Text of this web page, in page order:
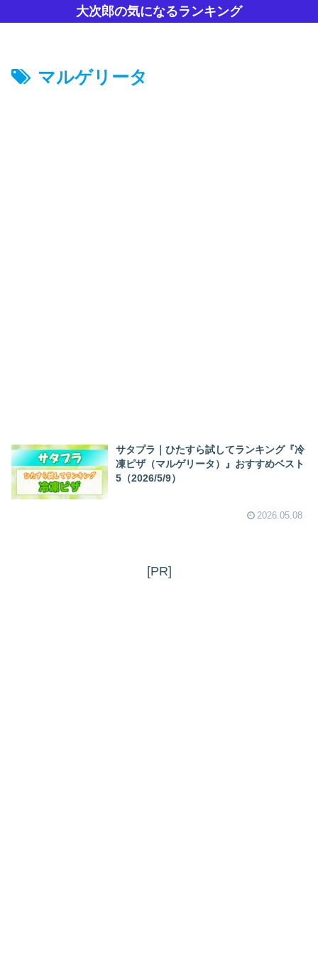
大次郎の気になるランキング
マルゲリータ
サタプラ｜ひたすら試してランキング『冷
凍ピザ（マルゲリータ）』おすすめベスト
5（2026/5/9）
2026.05.08
[PR]